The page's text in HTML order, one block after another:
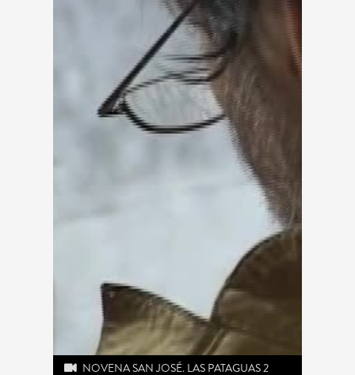
NOVENA SAN JOSÉ. LAS PATAGUAS 2